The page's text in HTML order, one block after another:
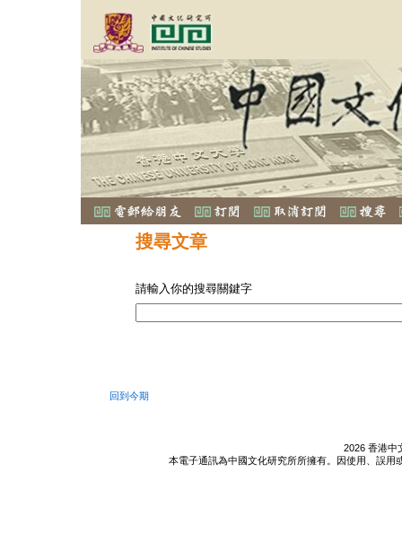
搜尋文章
請輸入你的搜尋關鍵字
回到今期
2026 香港中
本電子通訊為中國文化研究所所擁有。因使用、誤